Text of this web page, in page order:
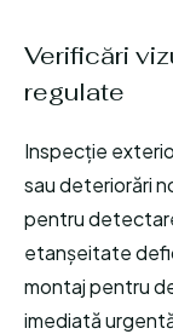
Verificări
regulate
Inspecție
sau deteriorări
pentru
etanșeitate
montaj pentru
imediată